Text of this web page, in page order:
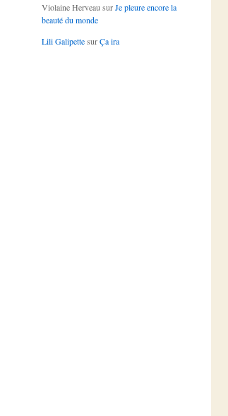
Violaine Herveau surJe pleure encore la
beauté du monde
Lili GalipettesurÇa ira